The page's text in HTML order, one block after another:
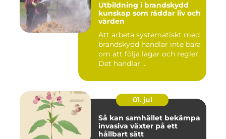
Utbildning i brandskydd
kunskap som räddar liv och
värden
Att arbeta systematiskt med
brandskydd handlar inte bara
om att följa lagar och regler.
Det handlar ...
01. jul
Så kan samhället bekämpa
invasiva växter på ett
hållbart sätt